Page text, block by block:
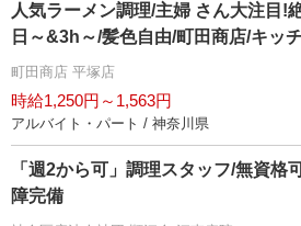
人気ラーメン調理/主婦 さん大注目!
日～&3h～/髪色自由/町田商店/キッ
町田商店 平塚店
時給1,250円～1,563円
アルバイト・パート / 神奈川県
「週2から可」調理スタッフ/無資格
障完備